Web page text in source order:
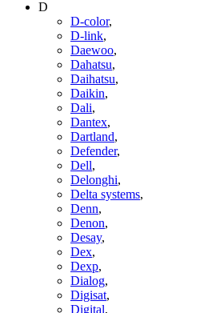
D
D-color,
D-link,
Daewoo,
Dahatsu,
Daihatsu,
Daikin,
Dali,
Dantex,
Dartland,
Defender,
Dell,
Delonghi,
Delta systems,
Denn,
Denon,
Desay,
Dex,
Dexp,
Dialog,
Digisat,
Digital,